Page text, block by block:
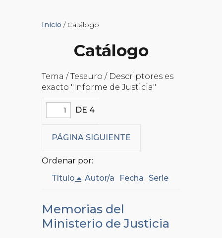
Inicio / Catálogo
Catálogo
Tema / Tesauro / Descriptores es
exacto "Informe de Justicia"
DE 4
PÁGINA SIGUIENTE
Ordenar por:
Título
Autor/a Fecha Serie
Memorias del
Ministerio de Justicia